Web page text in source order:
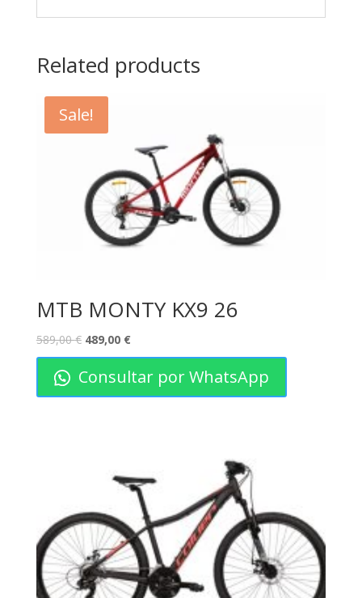
Related products
Sale!
MTB MONTY KX9 26
589,00€ 489,00 €
Consultar por WhatsApp